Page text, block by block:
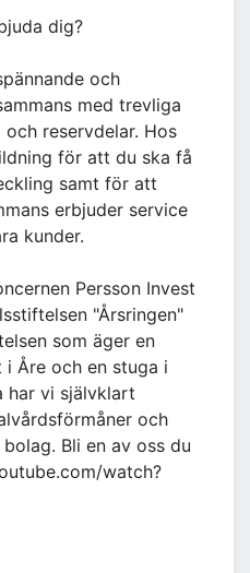
dig?
och
med trevliga
reservdelar. Hos
för att du ska få
samt för att
erbjuder service
kunder.
Persson Invest
"Årsringen"
som äger en
Åre och en stuga i
har vi självklart
och
Bli en av oss du
watch?